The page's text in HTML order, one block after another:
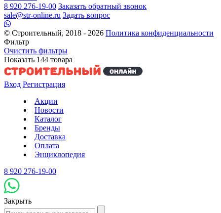
8 920 276-19-00 Заказать обратный звонок
sale@str-online.ru Задать вопрос
© Строительный, 2018 - 2026 Политика конфиденциальности
Фильтр
Очистить фильтры
Показать 144 товара
Вход Регистрация
Акции
Новости
Каталог
Бренды
Доставка
Оплата
Энциклопедия
8 920 276-19-00
Закрыть